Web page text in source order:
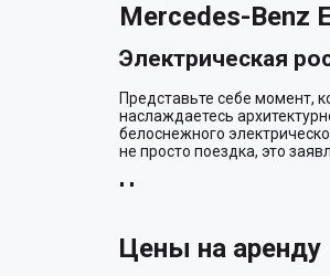
Mercedes-Benz
Электрическая
Представьте себе момент,
наслаждаетесь
белоснежного
не просто поездка, это
Чистая мощь и
невероятную мощь и
двигателя — это совсем
Цены на аренду